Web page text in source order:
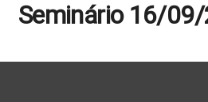
Seminário 16/